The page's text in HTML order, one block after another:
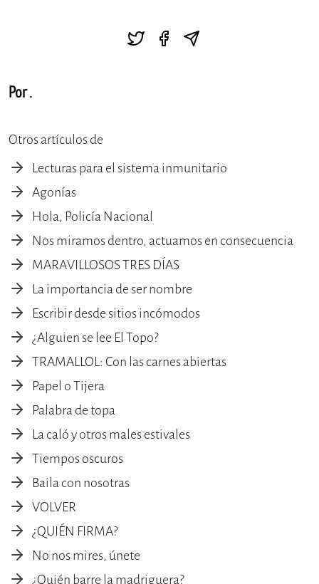
Por .
Otros artículos de
Lecturas para el sistema inmunitario
Agonías
Hola, Policía Nacional
Nos miramos dentro, actuamos en consecuencia
MARAVILLOSOS TRES DÍAS
La importancia de ser nombre
Escribir desde sitios incómodos
¿Alguien se lee El Topo?
TRAMALLOL: Con las carnes abiertas
Papel o Tijera
Palabra de topa
La caló y otros males estivales
Tiempos oscuros
Baila con nosotras
VOLVER
¿QUIÉN FIRMA?
No nos mires, únete
¿Quién barre la madriguera?